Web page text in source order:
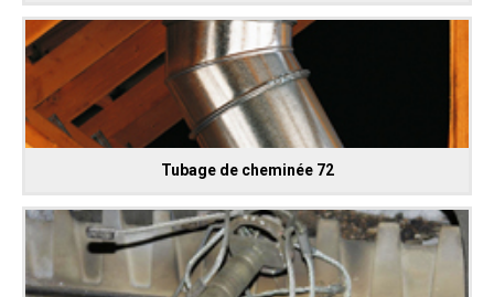
Tubage de cheminée 72